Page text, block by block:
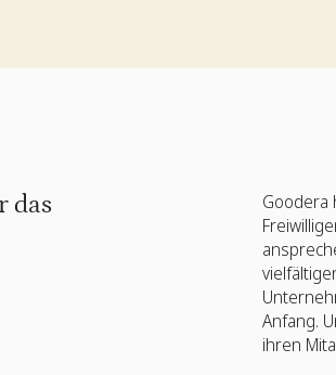
das
Goodera
Anfang.
ihren